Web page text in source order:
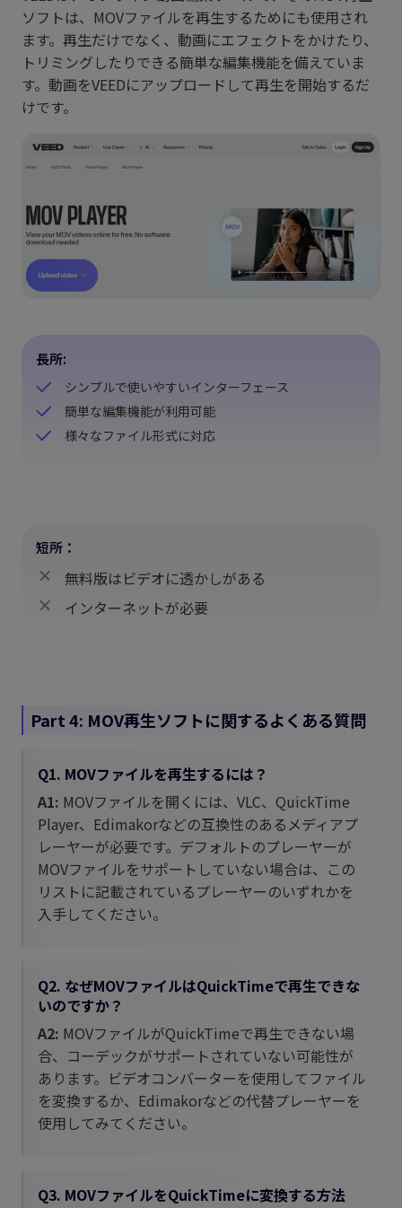
ソフトは、MOVファイルを再生するためにも使用され
ます。再生だけでなく、動画にエフェクトをかけたり、
トリミングしたりできる簡単な編集機能を備えていま
す。動画をVEEDにアップロードして再生を開始するだ
けです。
長所:
シンプルで使いやすいインターフェース
簡単な編集機能が利用可能
様々なファイル形式に対応
短所：
無料版はビデオに透かしがある
インターネットが必要
Part 4: MOV再生ソフトに関するよくある質問
Q1. MOVファイルを再生するには？
A1: MOVファイルを開くには、VLC、QuickTime
Player、Edimakorなどの互換性のあるメディアプ
レーヤーが必要です。デフォルトのプレーヤーが
MOVファイルをサポートしていない場合は、この
リストに記載されているプレーヤーのいずれかを
入手してください。
Q2. なぜMOVファイルはQuickTimeで再生できな
いのですか？
A2: MOVファイルがQuickTimeで再生できない場
合、コーデックがサポートされていない可能性が
あります。ビデオコンバーターを使用してファイル
を変換するか、Edimakorなどの代替プレーヤーを
使用してみてください。
Q3. MOVファイルをQuickTimeに変換する方法